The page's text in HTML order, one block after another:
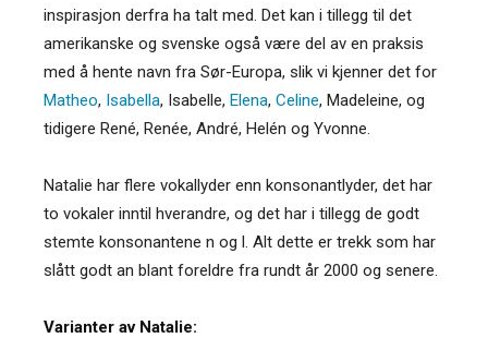
inspirasjon derfra ha talt med. Det kan i tillegg til det
amerikanske og svenske også være del av en praksis
med å hente navn fra Sør-Europa, slik vi kjenner det for
Matheo, Isabella, Isabelle, Elena, Celine, Madeleine, og
tidigere René, Renée, André, Helén og Yvonne.
Natalie har flere vokallyder enn konsonantlyder, det har
to vokaler inntil hverandre, og det har i tillegg de godt
stemte konsonantene n og l. Alt dette er trekk som har
slått godt an blant foreldre fra rundt år 2000 og senere.
Varianter av Natalie: